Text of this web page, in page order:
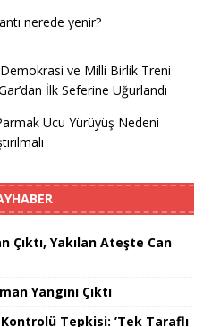
nerede yenir?
ve Milli Birlik Treni
İlk Seferine Uğurlandı
Ucu Yürüyüş Nedeni
Çıktı, Yakılan Ateşte Can
Yangını Çıktı
Kontrolü Tepkisi: ’Tek Taraflı